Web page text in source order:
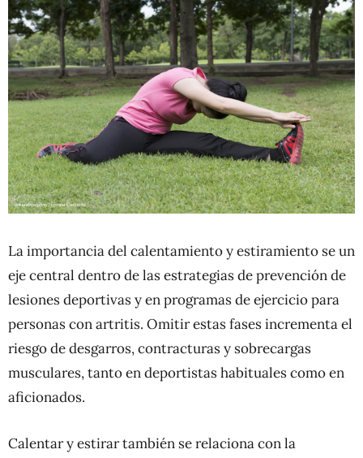
La importancia del calentamiento y estiramiento se un
eje central dentro de las estrategias de prevención de
lesiones deportivas y en programas de ejercicio para
personas con artritis. Omitir estas fases incrementa el
riesgo de desgarros, contracturas y sobrecargas
musculares, tanto en deportistas habituales como en
aficionados.
Calentar y estirar también se relaciona con la